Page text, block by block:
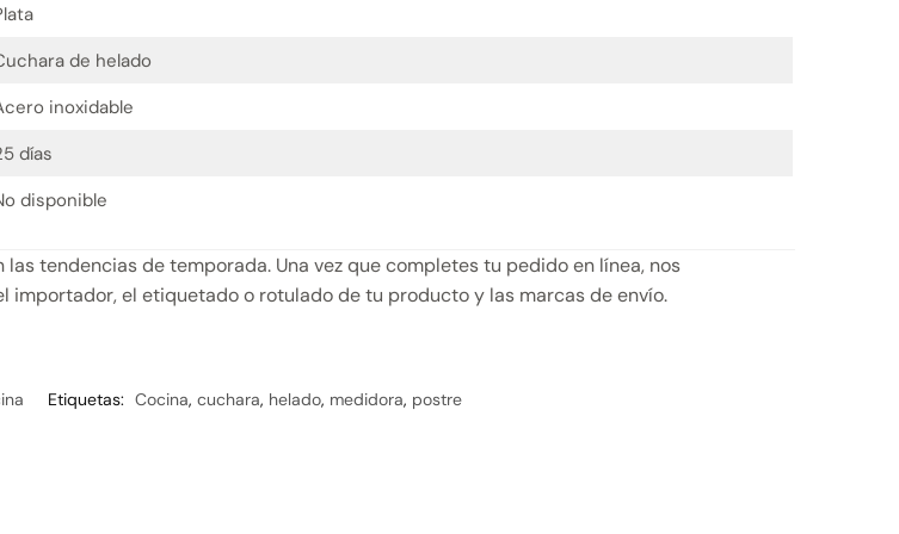
de helado
inoxidable
días
disponible
tendencias de temporada. Una vez que completes tu pedido en línea, nos
el etiquetado o rotulado de tu producto y las marcas de envío.
Etiquetas: Cocina, cuchara, helado, medidora, postre